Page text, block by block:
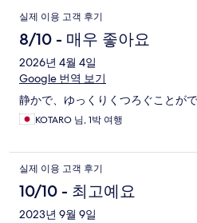
이
용
후
기
실제 이용 고객 후기
8/10 - 매우 좋아요
2026년 4월 4일
Google 번역 보기
静かで、ゆっくりくつろぐことがで
KOTARO 님, 1박 여행
실제 이용 고객 후기
10/10 - 최고예요
2023년 9월 9일